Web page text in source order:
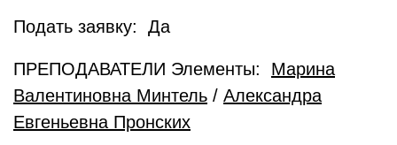
Подать заявку: Да
ПРЕПОДАВАТЕЛИ Элементы: Марина
Валентиновна Минтель / Александра
Евгеньевна Пронских